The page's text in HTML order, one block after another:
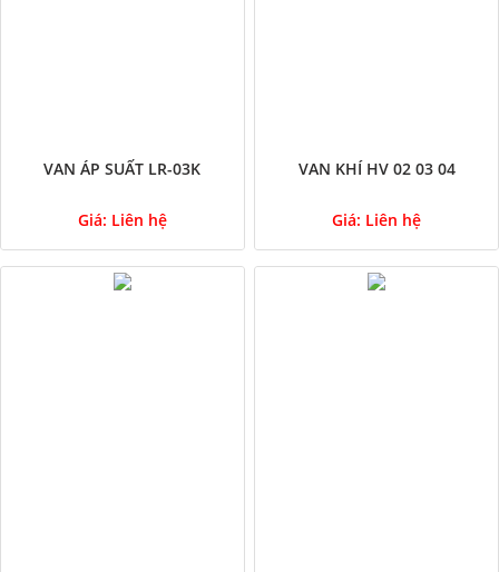
VAN ÁP SUẤT LR-03K
Giá: Liên hệ
VAN KHÍ HV 02 03 04
Giá: Liên hệ